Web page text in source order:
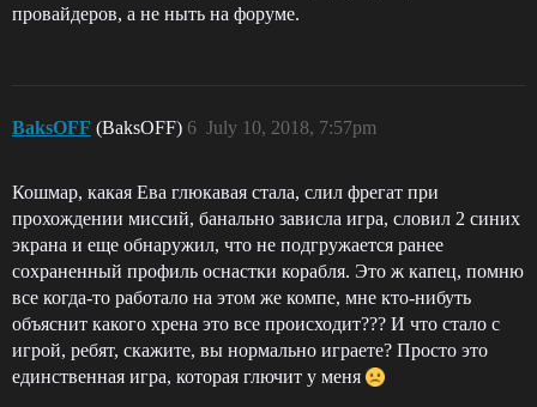
провайдеров, а не ныть на форуме.
BaksOFF (BaksOFF) July 10, 2018, 7:57pm
6
Кошмар, какая Ева глюкавая стала, слил фрегат при
прохождении миссий, банально зависла игра, словил 2 синих
экрана и еще обнаружил, что не подгружается ранее
сохраненный профиль оснастки корабля. Это ж капец, помню
все когда-то работало на этом же компе, мне кто-нибуть
объяснит какого хрена это все происходит??? И что стало с
игрой, ребят, скажите, вы нормально играете? Просто это
единственная игра, которая глючит у меня